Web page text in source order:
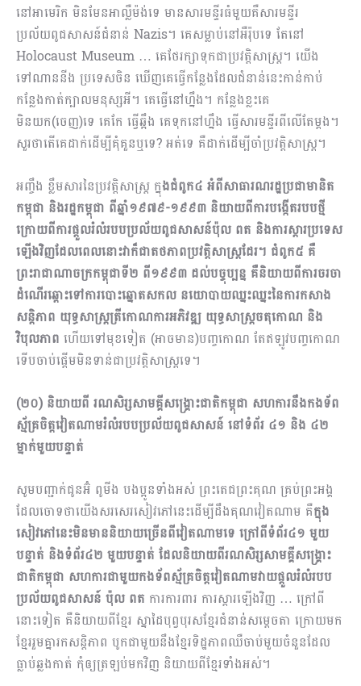
នៅអាមេរិក មិនមែនអាល្លឺម៉ង់ទេ មានសារមន្ទីរធំមួយគឺសារមន្ទីរ
ប្រល័យពូជសាសន៍ជំនាន់ Nazis។ គេសម្លាប់នៅអឺរ៉ុបទេ តែនៅ
Holocaust Museum … គេថែរក្សា​ទុកជាប្រវត្តិសាស្រ្ត។ យើង
ទៅណាននីង ប្រទេសចិន ឃើញគេធ្វើកន្លែងដែលជំនាន់នេះកាន់កាប់
កន្លែងកាត់ក្បាលមនុស្សអី។ គេធ្វើនៅហ្នឹង។ កន្លែងខ្លះគេ
មិនយក(ចេញ)ទេ គេកែ ធ្វើឆ្អឹង គេទុកនៅហ្នឹង ធ្វើសារមន្ទីរពីលើតែម្ដង។
សួរថាតើគេដាក់ដើម្បីគុំគួនឬទេ? អត់ទេ គឺដាក់ដើម្បីចាំប្រវត្តិសាស្រ្ត។
អញ្ចឹង ខ្លឹមសារនៃប្រវត្តិសាស្រ្ត ក្នុងជំពូក៤ អំពីសាធារណរដ្ឋប្រជាមានិត
កម្ពុជា និងរដ្ឋកម្ពុជា ពីឆ្នាំ១៩៧៩-១៩៩៣​ និយាយពីការបង្កើតរបបថ្មី
ក្រោយពីការផ្ដួលរំលំរបបប្រល័យពូជសាសន៍ប៉ុល ពត និងការស្ដារប្រទេស
ឡើងវិញដែលពេលនោះវាក៏ជាតថភាពប្រវត្តិសាស្រ្តដែរ។ ជំពូក៥ គឺ
ព្រះរាជាណាចក្រកម្ពុជាទី២ ពី១៩៩៣ ដល់បច្ចុប្បន្ន គឺនិយាយពីការចរចា
ដំណើរឆ្ពោះទៅការបោះឆ្នោតសកល នយោបាយឈ្នះឈ្នះនៃការកសាង
សន្តិភាព យុទ្ធសាស្រ្តត្រីកោណការអភិវឌ្ឍ យុទ្ធសាស្រ្តចតុកោណ និង
វិបុលភាព ហើយទៅមុខទៀត (អាចមាន)បញ្ចកោណ តែឥឡូវបញ្ចកោណ
ទើបចាប់ផ្ដើមមិនទាន់ជាប្រវត្តិសាស្ត្រទេ។
(២០) និយាយពី រណសិរ្សសាមគ្គីសង្រ្គោះជាតិកម្ពុជា សហការនឹងកងទ័ព
ស្ម័គ្រចិត្តវៀតណាមរំលំរបបប្រ​ល័យពូជសាសន៍ នៅទំព័រ ៤១ និង ៤២
ម្នាក់មួយបន្ទាត់
សូមបញ្ជាក់ជូនអ៊ំ ពូមីង បងប្អូនទាំងអស់ ព្រះតេជព្រះគុណ គ្រប់ព្រះអង្គ
ដែលចោទថាយើងសរសេរសៀវ​ភៅនេះដើម្បីដឹងគុណវៀតណាម គឺក្នុង
សៀវភៅនេះមិនមាននិយាយច្រើនពីវៀតណាមទេ ក្រៅពីទំព័រ៤១ មួយ
បន្ទាត់ និងទំព័រ៤២ មួយបន្ទាត់ ដែលនិយាយពីរណសិរ្សសាមគ្គីសង្រ្គោះ
ជាតិកម្ពុជា សហការជាមួយកងទ័ពស្ម័គ្រចិត្តវៀតណាមវាយផ្ដួលរំលំរបប
ប្រល័យពូជសាសន៍ ប៉ុល ពត ការការពារ ការស្ដារឡើងវិញ … ក្រៅពី
នោះទៀត គឺនិយាយពីខ្មែរ ស្នាដៃបុព្វបុរសខ្មែរជំនាន់់សម្ដេចតា ក្រោយមក
ខ្មែររួមគ្នារកសន្តិភាព បូកជាមួយនឹងខ្មែរទិដ្ឋភាពឈឺចាប់មួយចំនួនដែល
ធ្លាប់ឆ្លងកាត់ កុំឲ្យត្រឡប់មកវិញ និយាយពីខ្មែរទាំងអស់។